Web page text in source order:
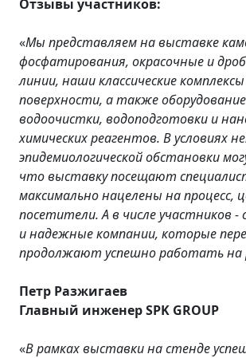
Отзывы участников:
«Мы представляем на выставке
фосфатирования, окрасочные и
линии, наши классические
поверхности, а также
водоочистки, водоподготовки и
химических реагентов. В условиях
эпидемиологической обстановки
что выставку посещают
максимально нацелены на процесс,
посетители. А в числе участников -
и надежные компании, которые
продолжают успешно работать на
Петр Разжигаев
Главный инженер SPK GROUP
«В рамках выставки на стенде